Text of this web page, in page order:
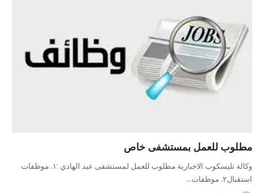
مطلوب للعمل بمستشفى خاص
وكالة تليسكوب الاخبارية مطلوب للعمل لمستشفى عبد الهادي :١. موظفات
استقبال٢. موظفات…